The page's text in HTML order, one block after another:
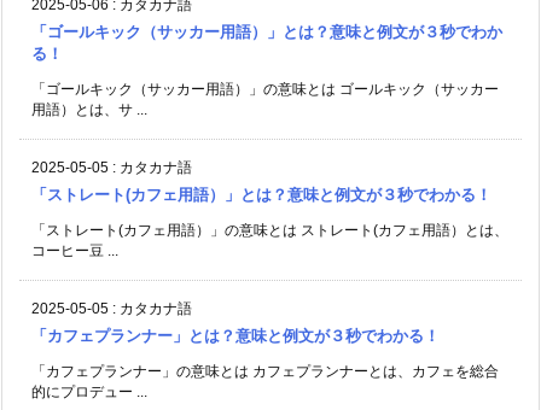
2025-05-06 : カタカナ語
「ゴールキック（サッカー用語）」とは？意味と例文が３秒でわか
る！
「ゴールキック（サッカー用語）」の意味とは ゴールキック（サッカー
用語）とは、サ ...
2025-05-05 : カタカナ語
「ストレート(カフェ用語）」とは？意味と例文が３秒でわかる！
「ストレート(カフェ用語）」の意味とは ストレート(カフェ用語）とは、
コーヒー豆 ...
2025-05-05 : カタカナ語
「カフェプランナー」とは？意味と例文が３秒でわかる！
「カフェプランナー」の意味とは カフェプランナーとは、カフェを総合
的にプロデュー ...